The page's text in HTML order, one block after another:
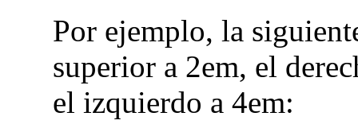
Por ejemplo, la
superior a 2em, el
el izquierdo a 4em: